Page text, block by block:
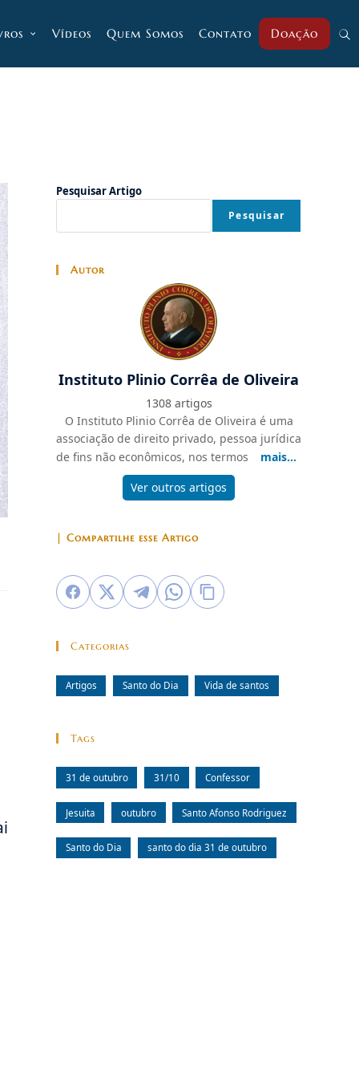
Vídeos Quem Somos Contato Doação
Pesquisar Artigo
Pesquisar
Autor
Instituto Plinio Corrêa de Oliveira
1308 artigos
O Instituto Plinio Corrêa de Oliveira é uma
associação de direito privado, pessoa jurídica
de fins não econômicos, nos termos
mais...
Ver outros artigos
| Compartilhe esse Artigo
Categorias
Artigos Santo do Dia Vida de santos
Tags
31 de outubro 31/10 Confessor
Jesuita outubro Santo Afonso Rodriguez
Santo do Dia santo do dia 31 de outubro